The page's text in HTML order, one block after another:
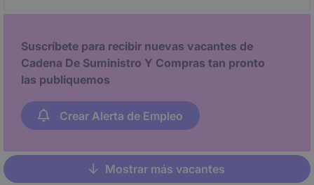
Suscríbete para recibir nuevas vacantes de
Cadena De Suministro Y Compras tan pronto
las publiquemos
Crear Alerta de Empleo
Pagination
Mostrar más vacantes